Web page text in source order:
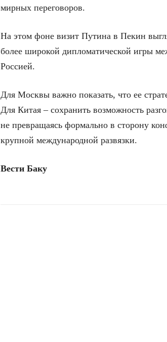
мирных переговоров.
На этом фоне визит Путина в Пекин
более широкой дипломатической игры
Россией.
Для Москвы важно показать, что ее
Для Китая – сохранить возможность
не превращаясь формально в сторону
крупной международной развязки.
Вести Баку